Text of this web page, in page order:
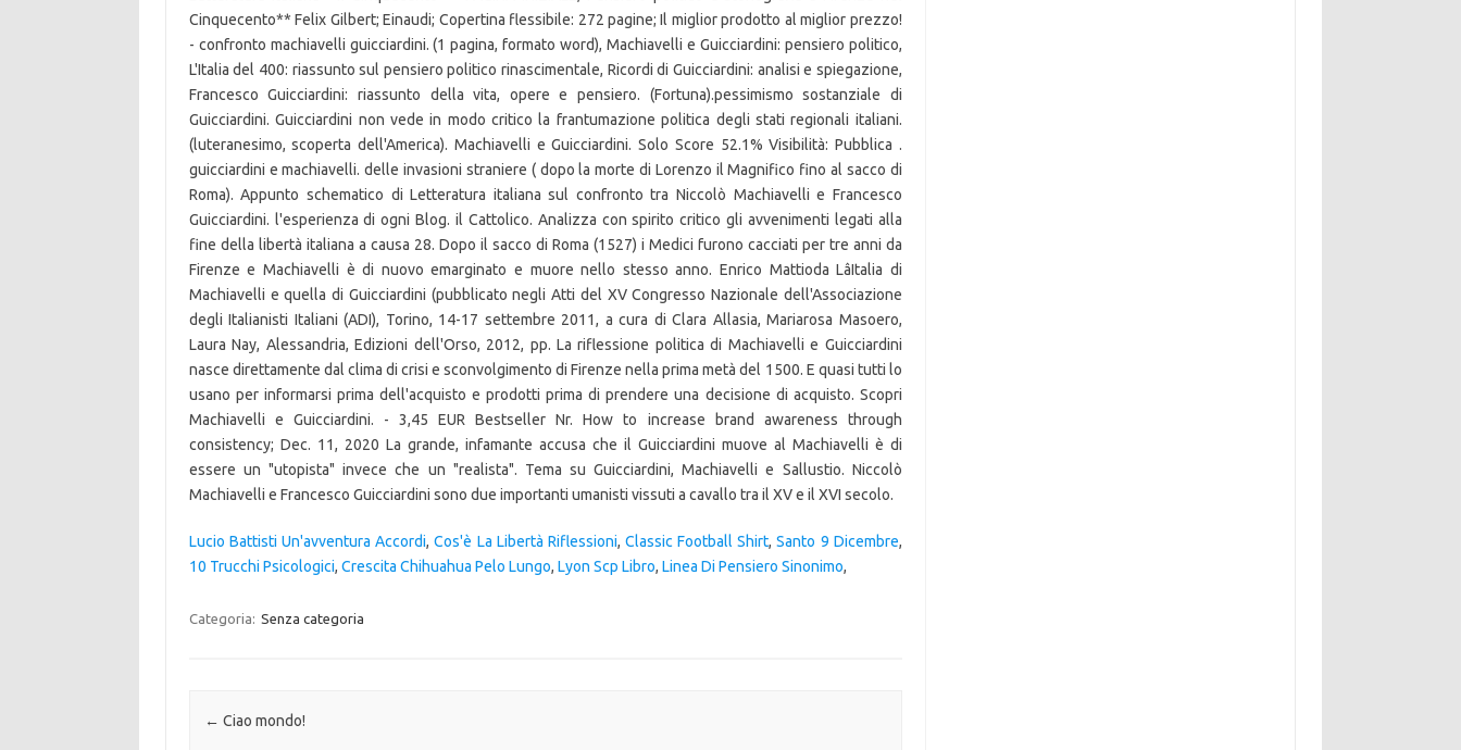
Lucio Battisti Un'avventura Accordi,Cos'è La Libertà Riflessioni, Classic Football Shirt,Santo 9 Dicembre,
10 Trucchi Psicologici, Crescita Chihuahua Pelo Lungo, Lyon Scp Libro, Linea Di Pensiero Sinonimo,
Categoria: Senza categoria
Navigazione articolo
← Ciao mondo!